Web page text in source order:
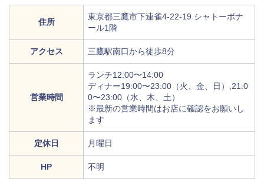
住所
東京都三鷹市下連雀4-22-19 シャトーボナ
ール1階
アクセス 三鷹駅南口から徒歩8分
営業時間
ランチ12:00〜14:00
ディナー19:00〜23:00（火、金、日）,21:0
0〜23:00（水、木、土）
※最新の営業時間はお店に確認をお願いし
ます
定休日 月曜日
HP 不明